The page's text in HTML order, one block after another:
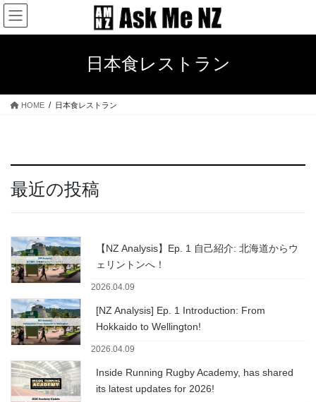
コ
ン
テ
ス
ナ
ビ
ゲ
ン
日本食レストラン
HOME 日本食レストラン
最近の投稿
【NZ Analysis】Ep. 1 自己紹介: 北海道からウ
ェリントンへ！
2026.04.09
[NZ Analysis] Ep. 1 Introduction: From
Hokkaido to Wellington!
2026.04.09
Inside Running Rugby Academy, has shared
its latest updates for 2026!